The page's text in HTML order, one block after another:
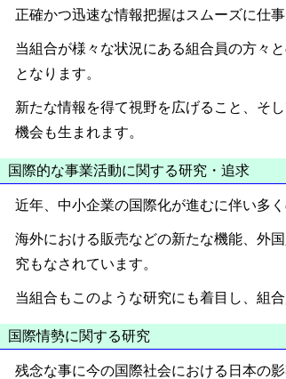
正確かつ迅速な情報把握はスムーズに仕
当組合が様々な状況にある組合員の方々
となります。
新たな情報を得て視野を広げること、そ
機会も生まれます。
国際的な事業活動に関する研究・追求
近年、中小企業の国際化が進むに伴い多
海外における販売などの新たな機能、外
究もなされています。
当組合もこのような研究にも着目し、組
国際情勢に関する研究
残念な事に今の国際社会における日本の